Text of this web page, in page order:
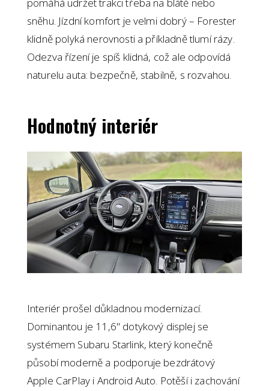
pomáhá udržet trakci třeba na blátě nebo
sněhu. Jízdní komfort je velmi dobrý – Forester
klidně polyká nerovnosti a příkladně tlumí rázy.
Odezva řízení je spíš klidná, což ale odpovídá
naturelu auta: bezpečně, stabilně, s rozvahou.
Hodnotný interiér
Interiér prošel důkladnou modernizací.
Dominantou je 11,6" dotykový displej se
systémem Subaru Starlink, který konečně
působí moderně a podporuje bezdrátový
Apple CarPlay i Android Auto. Potěší i zachování